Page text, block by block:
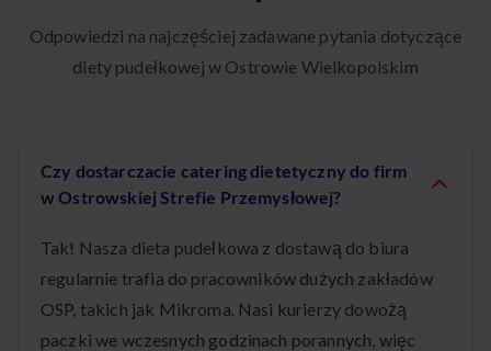
Odpowiedzi na najczęściej zadawane pytania dotyczące
diety pudełkowej w Ostrowie Wielkopolskim
Czy dostarczacie catering dietetyczny do firm
w Ostrowskiej Strefie Przemysłowej?
Tak! Nasza dieta pudełkowa z dostawą do biura
regularnie trafia do pracowników dużych zakładów
OSP, takich jak Mikroma. Nasi kurierzy dowożą
paczki we wczesnych godzinach porannych, więc